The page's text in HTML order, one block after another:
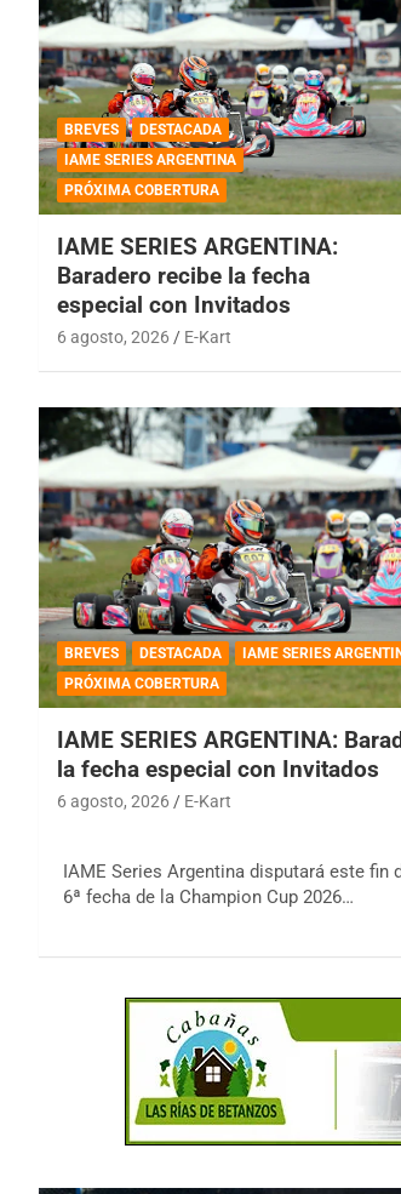
BREVES
DESTACADA
IAME SERIES ARGENTINA
PRÓXIMA COBERTURA
IAME SERIES ARGENTINA:
Baradero recibe la fecha
especial con Invitados
6 agosto, 2026 E-Kart
BREVES DESTACADA
IAME SERIES
PRÓXIMA COBERTURA
IAME SERIES ARGENTINA:
la fecha especial con Invitados
6 agosto, 2026 E-Kart
IAME Series Argentina disputará este fin
6ª fecha de la Champion Cup 2026…